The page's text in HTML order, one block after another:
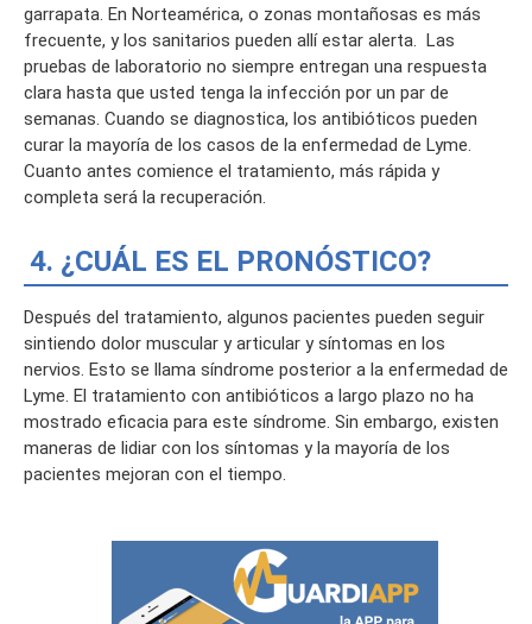
garrapata. En Norteamérica, o zonas montañosas es más
frecuente, y los sanitarios pueden allí estar alerta. Las
pruebas de laboratorio no siempre entregan una respuesta
clara hasta que usted tenga la infección por un par de
semanas. Cuando se diagnostica, los antibióticos pueden
curar la mayoría de los casos de la enfermedad de Lyme.
Cuanto antes comience el tratamiento, más rápida y
completa será la recuperación.
4. ¿CUÁL ES EL PRONÓSTICO?
Después del tratamiento, algunos pacientes pueden seguir
sintiendo dolor muscular y articular y síntomas en los
nervios. Esto se llama síndrome posterior a la enfermedad de
Lyme. El tratamiento con antibióticos a largo plazo no ha
mostrado eficacia para este síndrome. Sin embargo, existen
maneras de lidiar con los síntomas y la mayoría de los
pacientes mejoran con el tiempo.